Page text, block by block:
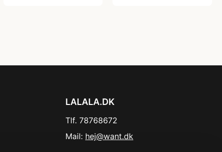
LALALA.DK
Tlf. 78768672
Mail: hej@want.dk